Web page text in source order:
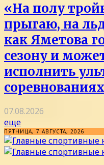
«На полу
прыгаю, на
как Яметова
сезону и
исполнить
соревнованиях
07.08.2026
еще
ПЯТНИЦА, 7 АВГУСТА, 2026